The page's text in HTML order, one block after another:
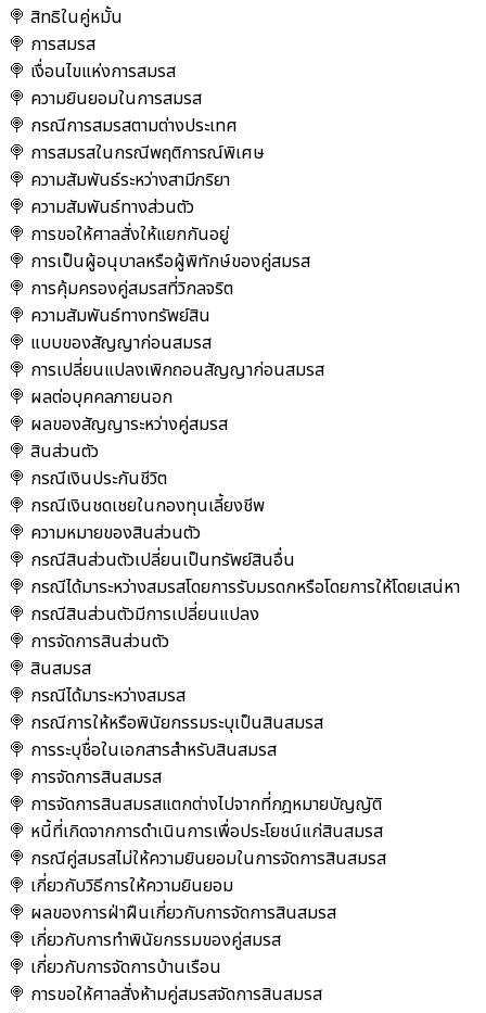
🍭 สิทธิในคู่หมั้น
🍭 การสมรส
🍭 เงื่อนไขแห่งการสมรส
🍭 ความยินยอมในการสมรส
🍭 กรณีการสมรสตามต่างประเทศ
🍭 การสมรสในกรณีพฤติการณ์พิเศษ
🍭 ความสัมพันธ์ระหว่างสามีภริยา
🍭 ความสัมพันธ์ทางส่วนตัว
🍭 การขอให้ศาลสั่งให้แยกกันอยู่
🍭 การเป็นผู้อนุบาลหรือผู้พิทักษ์ของคู่สมรส
🍭 การคุ้มครองคู่สมรสที่วิกลจริต
🍭 ความสัมพันธ์ทางทรัพย์สิน
🍭 แบบของสัญญาก่อนสมรส
🍭 การเปลี่ยนแปลงเพิกถอนสัญญาก่อนสมรส
🍭 ผลต่อบุคคลภายนอก
🍭 ผลของสัญญาระหว่างคู่สมรส
🍭 สินส่วนตัว
🍭 กรณีเงินประกันชีวิต
🍭 กรณีเงินชดเชยในกองทุนเลี้ยงชีพ
🍭 ความหมายของสินส่วนตัว
🍭 กรณีสินส่วนตัวเปลี่ยนเป็นทรัพย์สินอื่น
🍭 กรณีได้มาระหว่างสมรสโดยการรับมรดกหรือโดยการให้โดยเสน่หา
🍭 กรณีสินส่วนตัวมีการเปลี่ยนแปลง
🍭 การจัดการสินส่วนตัว
🍭 สินสมรส
🍭 กรณีได้มาระหว่างสมรส
🍭 กรณีการให้หรือพินัยกรรมระบุเป็นสินสมรส
🍭 การระบุชื่อในเอกสารสำหรับสินสมรส
🍭 การจัดการสินสมรส
🍭 การจัดการสินสมรสแตกต่างไปจากที่กฎหมายบัญญัติ
🍭 หนี้ที่เกิดจากการดำเนินการเพื่อประโยชน์แก่สินสมรส
🍭 กรณีคู่สมรสไม่ให้ความยินยอมในการจัดการสินสมรส
🍭 เกี่ยวกับวิธีการให้ความยินยอม
🍭 ผลของการฝ่าฝืนเกี่ยวกับการจัดการสินสมรส
🍭 เกี่ยวกับการทำพินัยกรรมของคู่สมรส
🍭 เกี่ยวกับการจัดการบ้านเรือน
🍭 การขอให้ศาลสั่งห้ามคู่สมรสจัดการสินสมรส